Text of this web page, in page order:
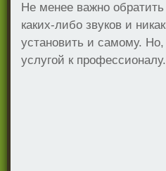
Не менее важно
каких-либо звуков и
установить и самому.
услугой к профессионалу.